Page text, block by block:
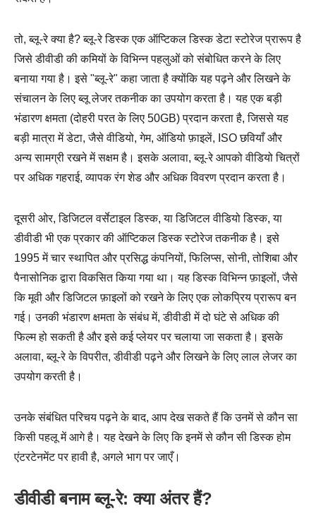
तो, ब्लू-रे क्या है? ब्लू-रे डिस्क एक ऑप्टिकल डिस्क डेटा स्टोरेज प्रारूप है
जिसे डीवीडी की कमियों के विभिन्न पहलुओं को संबोधित करने के लिए
बनाया गया है। इसे "ब्लू-रे" कहा जाता है क्योंकि यह पढ़ने और लिखने के
संचालन के लिए ब्लू लेजर तकनीक का उपयोग करता है। यह एक बड़ी
भंडारण क्षमता (दोहरी परत के लिए 50GB) प्रदान करता है, जिससे यह
बड़ी मात्रा में डेटा, जैसे वीडियो, गेम, ऑडियो फ़ाइलें, ISO छवियाँ और
अन्य सामग्री रखने में सक्षम है। इसके अलावा, ब्लू-रे आपको वीडियो चित्रों
पर अधिक गहराई, व्यापक रंग शेड और अधिक विवरण प्रदान करता है।
दूसरी ओर, डिजिटल वर्सेटाइल डिस्क, या डिजिटल वीडियो डिस्क, या
डीवीडी भी एक प्रकार की ऑप्टिकल डिस्क स्टोरेज तकनीक है। इसे
1995 में चार स्थापित और प्रसिद्ध कंपनियों, फिलिप्स, सोनी, तोशिबा और
पैनासोनिक द्वारा विकसित किया गया था। यह डिस्क विभिन्न फ़ाइलों, जैसे
कि मूवी और डिजिटल फ़ाइलों को रखने के लिए एक लोकप्रिय प्रारूप बन
गई। उनकी भंडारण क्षमता के संबंध में, डीवीडी में दो घंटे से अधिक की
फिल्म हो सकती है और इसे कई प्लेयर पर चलाया जा सकता है। इसके
अलावा, ब्लू-रे के विपरीत, डीवीडी पढ़ने और लिखने के लिए लाल लेजर का
उपयोग करती है।
उनके संबंधित परिचय पढ़ने के बाद, आप देख सकते हैं कि उनमें से कौन सा
किसी पहलू में आगे है। यह देखने के लिए कि इनमें से कौन सी डिस्क होम
एंटरटेनमेंट पर हावी है, अगले भाग पर जाएँ।
डीवीडी बनाम ब्लू-रे: क्या अंतर हैं?